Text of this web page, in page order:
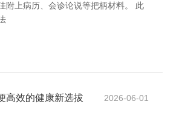
附上病历、会诊论说等把柄材料。 此
高效的健康新选拔 2026-06-01